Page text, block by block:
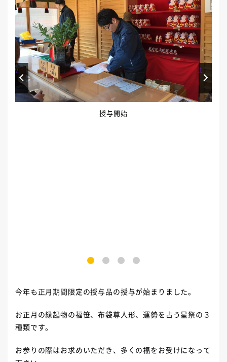
授与開始
3 4
Prev Next
今年も正月期間限定の授与品の授与が始まりました。
お正月の縁起物の福笹、布袋尊人形、運勢を占う星祭の３
種類です。
お参りの際はお求めいただき、多くの福をお受けになって